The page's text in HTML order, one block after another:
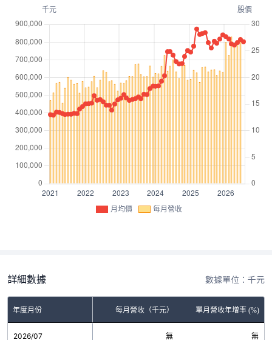
月均價 每月營收
詳細數據 數據單位：千元
年度月份 每月營收（千元） 單月營收年增率 (%)
2026/07 無 無